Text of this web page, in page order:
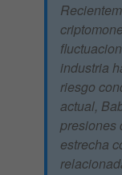
industria
riesgo
actual,
presiones
estrecha